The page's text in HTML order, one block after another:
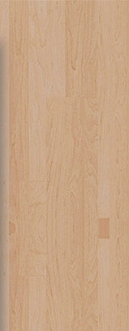
Wakaf
& TK Islam
Jonggol